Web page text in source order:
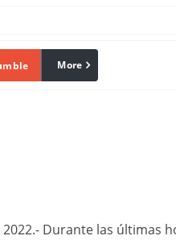
linkedin
More
2022.- Durante las últimas